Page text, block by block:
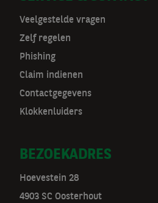
v
Veelgestelde vragen
Zelf regelen
Phishing
Claim indienen
Contactgegevens
Klokkenluiders
BEZOEKADRES
Hoevestein 28
4903 SC Oosterhout